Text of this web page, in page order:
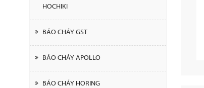
HOCHIKI
BÁO CHÁY GST
BÁO CHÁY APOLLO
BÁO CHÁY HORING